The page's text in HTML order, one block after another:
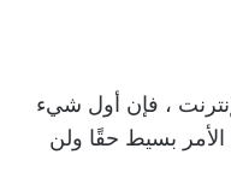
، فإن أول شيء
الأمر بسيط حقًا ولن